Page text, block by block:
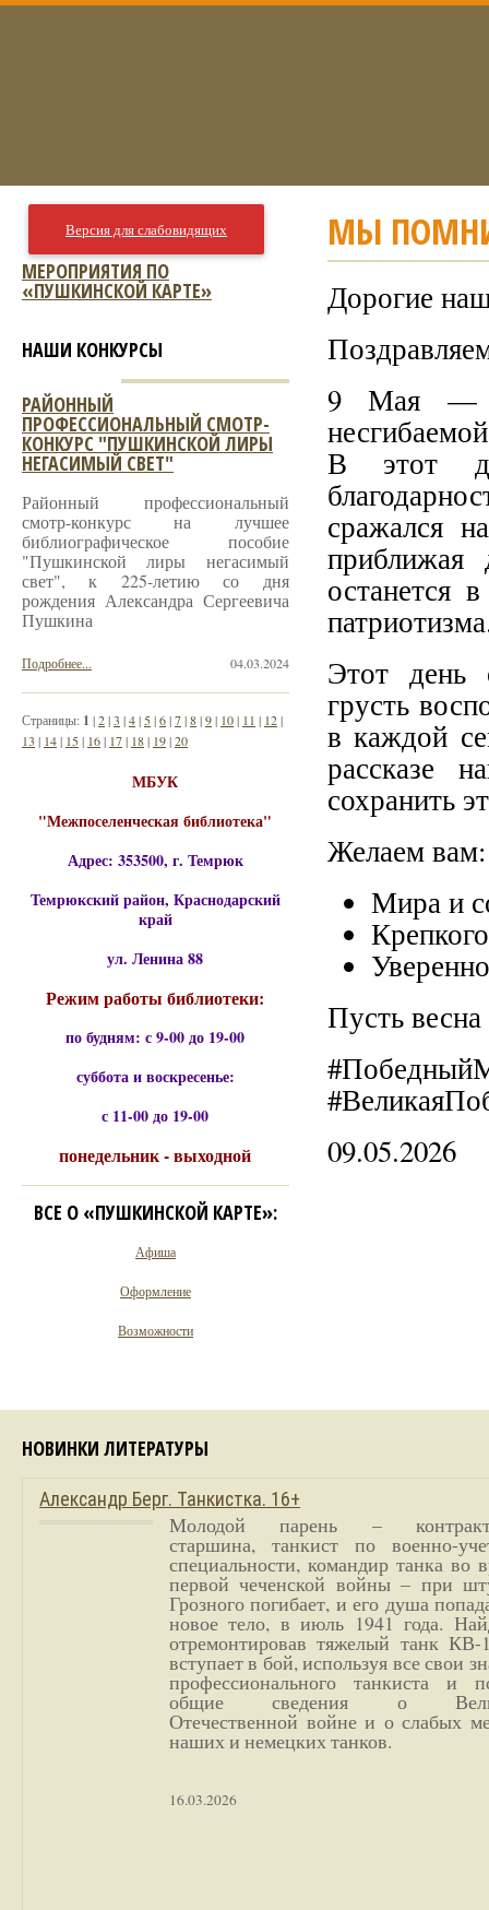
МЫ
Дорогие
9 Мая —
В этот
сражался
приближая
останется
Этот день
грусть
в каждой
рассказе
сохранить
Желаем вам:
Мира и
Пусть
09.05.2026
Версия для слабовидящих
МЕРОПРИЯТИЯ ПО
«ПУШКИНСКОЙ КАРТЕ»
НАШИ КОНКУРСЫ
РАЙОННЫЙ
ПРОФЕССИОНАЛЬНЫЙ СМОТР-
КОНКУРС "ПУШКИНСКОЙ ЛИРЫ
НЕГАСИМЫЙ СВЕТ"
Районный профессиональный
смотр-конкурс на лучшее
библиографическое пособие
"Пушкинской лиры негасимый
свет", к 225-летию со дня
рождения Александра Сергеевича
Пушкина
04.03.2024
Подробнее...
Страницы: 1 |2|3 |4| 5|6|7|8|9| 10| 11 | 12|
13 | 14| 15| 16| 17| 18| 19|20
МБУК
"Межпоселенческая библиотека"
Адрес: 353500, г. Темрюк
Темрюкский район, Краснодарский
край
ул. Ленина 88
Режим работы библиотеки:
по будням: с 9-00 до 19-00
суббота и воскресенье:
с 11-00 до 19-00
понедельник - выходной
ВСЕ О «ПУШКИНСКОЙ КАРТЕ»:
Афиша
Оформление
Возможности
НОВИНКИ ЛИТЕРАТУРЫ
Александр Берг. Танкистка. 16+
Молодой парень –
старшина, танкист по военно-
специальности, командир танка во
первой чеченской войны – при
Грозного погибает, и его душа
новое тело, в июль 1941 года.
отремонтировав тяжелый танк
вступает в бой, используя все свои
профессионального танкиста и
общие сведения о
Отечественной войне и о слабых
наших и немецких танков.
16.03.2026